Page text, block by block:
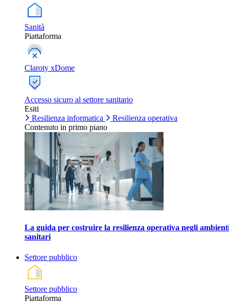
Sanità
Piattaforma
Claroty xDome
Accesso sicuro al settore sanitario
Esiti
Resilienza informatica
Resilienza operativa
Contenuto in primo piano
La guida per costruire la resilienza operativa negli
sanitari
Settore pubblico
Settore pubblico
Piattaforma